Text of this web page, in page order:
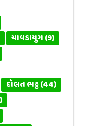
ચાવડાયુગ(9)
દોલત ભટ્ટ(44)